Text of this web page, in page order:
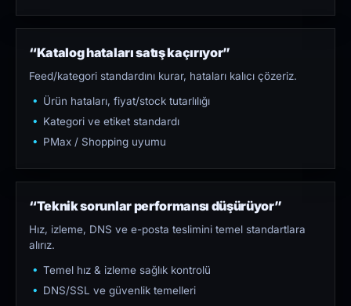
“Katalog hataları satış kaçırıyor”
Feed/kategori standardını kurar, hataları kalıcı çözeriz.
Ürün hataları, fiyat/stock tutarlılığı
Kategori ve etiket standardı
PMax / Shopping uyumu
“Teknik sorunlar performansı düşürüyor”
Hız, izleme, DNS ve e-posta teslimini temel standartlara
alırız.
Temel hız & izleme sağlık kontrolü
DNS/SSL ve güvenlik temelleri